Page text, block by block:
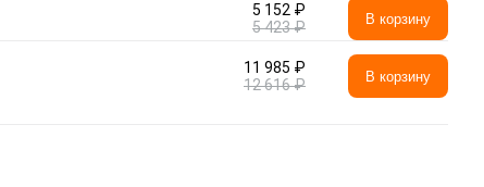
5 152 ₽
5 423 ₽
В корзину
11 985 ₽
12 616 ₽
В корзину